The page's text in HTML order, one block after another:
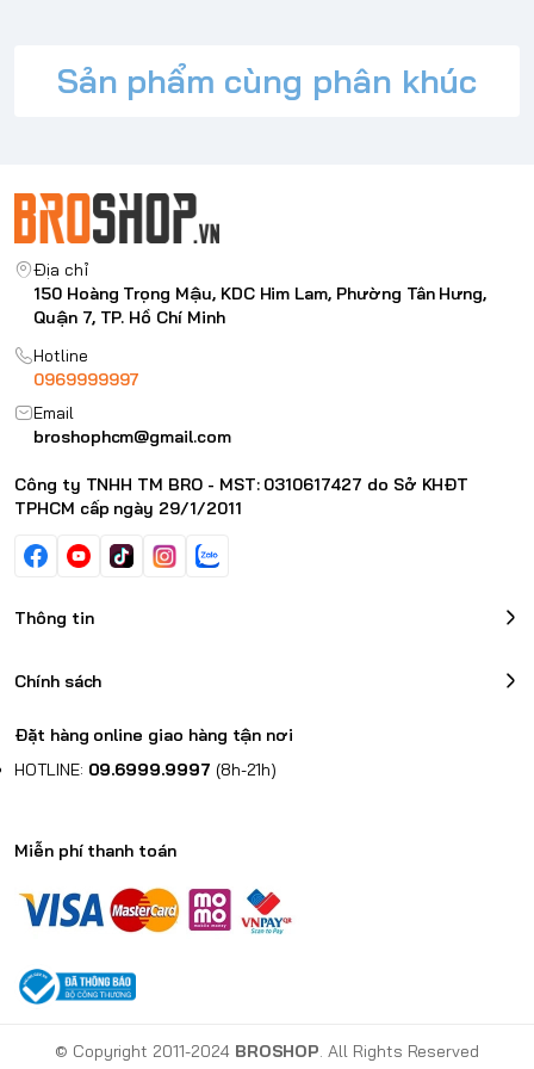
Sản phẩm cùng phân khúc
Địa chỉ
150 Hoàng Trọng Mậu, KDC Him Lam, Phường Tân Hưng,
Quận 7, TP. Hồ Chí Minh
Hotline
0969999997
Email
broshophcm@gmail.com
Công ty TNHH TM BRO - MST: 0310617427 do Sở KHĐT
TPHCM cấp ngày 29/1/2011
Thông tin
Chính sách
Đặt hàng online giao hàng tận nơi
HOTLINE: 09.6999.9997 (8h-21h)
Miễn phí thanh toán
© Copyright 2011-2024 BROSHOP. All Rights Reserved